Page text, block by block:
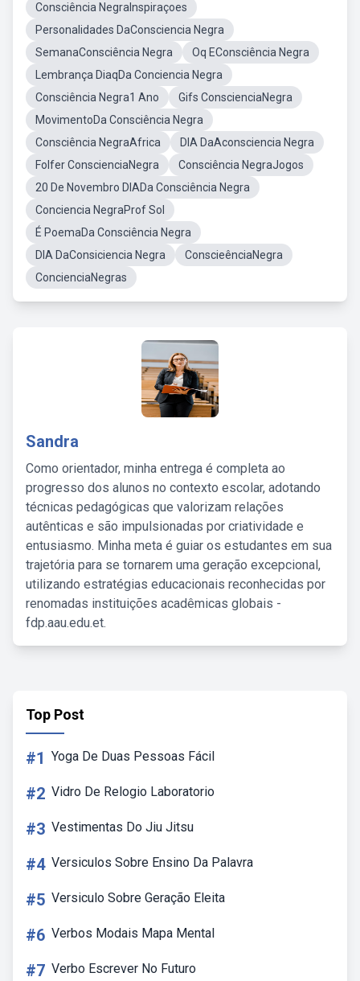
Consciência NegraInspiraçoes
Personalidades DaConsciencia Negra
SemanaConsciência Negra
Oq EConsciência Negra
Lembrança DiaqDa Conciencia Negra
Consciência Negra1 Ano
Gifs ConscienciaNegra
MovimentoDa Consciência Negra
Consciência NegraAfrica
DIA DaAconsciencia Negra
Folfer ConscienciaNegra
Consciência NegraJogos
20 De Novembro DIADa Consciência Negra
Conciencia NegraProf Sol
É PoemaDa Consciência Negra
DIA DaConsiciencia Negra
ConscieênciaNegra
ConcienciaNegras
Sandra
Como orientador, minha entrega é completa ao
progresso dos alunos no contexto escolar, adotando
técnicas pedagógicas que valorizam relações
autênticas e são impulsionadas por criatividade e
entusiasmo. Minha meta é guiar os estudantes em sua
trajetória para se tornarem uma geração excepcional,
utilizando estratégias educacionais reconhecidas por
renomadas instituições acadêmicas globais -
fdp.aau.edu.et.
Top Post
#1 Yoga De Duas Pessoas Fácil
#2 Vidro De Relogio Laboratorio
#3 Vestimentas Do Jiu Jitsu
#4 Versiculos Sobre Ensino Da Palavra
#5 Versiculo Sobre Geração Eleita
#6 Verbos Modais Mapa Mental
#7 Verbo Escrever No Futuro